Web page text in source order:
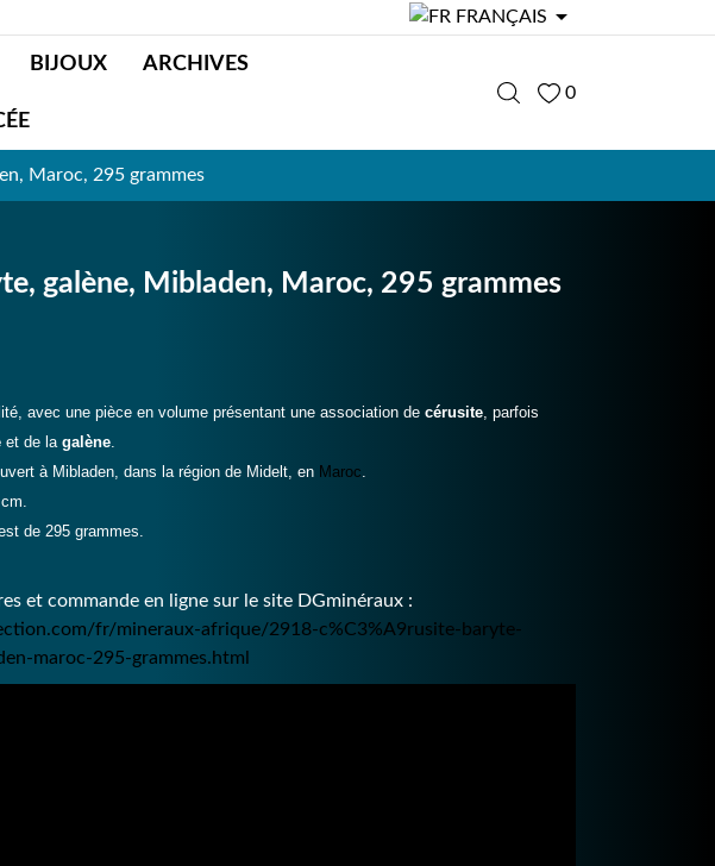
FRANÇAIS 
BIJOUX ARCHIVES
0
Maroc, 295 grammes
galène, Mibladen, Maroc, 295 grammes
avec une pièce en volume présentant une association de cérusite, parfois
et de la galène.
à Mibladen, dans la région de Midelt, en Maroc.
de 295 grammes.
et commande en ligne sur le site DGminéraux :
fr/mineraux-afrique/2918-c%C3%A9rusite-baryte-
maroc-295-grammes.html